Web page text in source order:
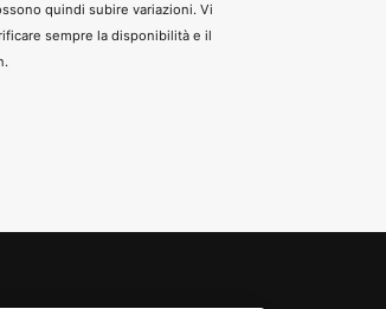
quindi subire variazioni. Vi
sempre la disponibilità e il